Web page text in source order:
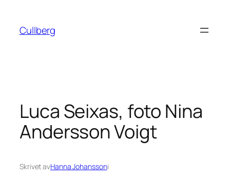
innehåll
Cullberg
Luca Seixas, foto Nina
Andersson Voigt
Skrivet avHanna Johanssoni